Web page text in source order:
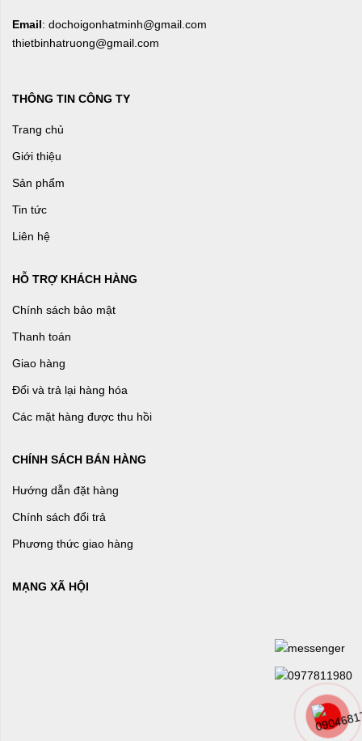
Email: dochoigonhatminh@gmail.com
thietbinhatruong@gmail.com
THÔNG TIN CÔNG TY
Trang chủ
Giới thiệu
Sản phẩm
Tin tức
Liên hệ
HỖ TRỢ KHÁCH HÀNG
Chính sách bảo mật
Thanh toán
Giao hàng
Đổi và trả lại hàng hóa
Các mặt hàng được thu hồi
CHÍNH SÁCH BÁN HÀNG
Hướng dẫn đặt hàng
Chính sách đổi trả
Phương thức giao hàng
MẠNG XÃ HỘI